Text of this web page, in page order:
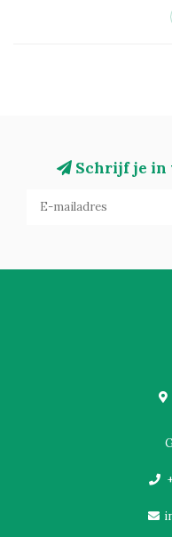
Schrijf je in